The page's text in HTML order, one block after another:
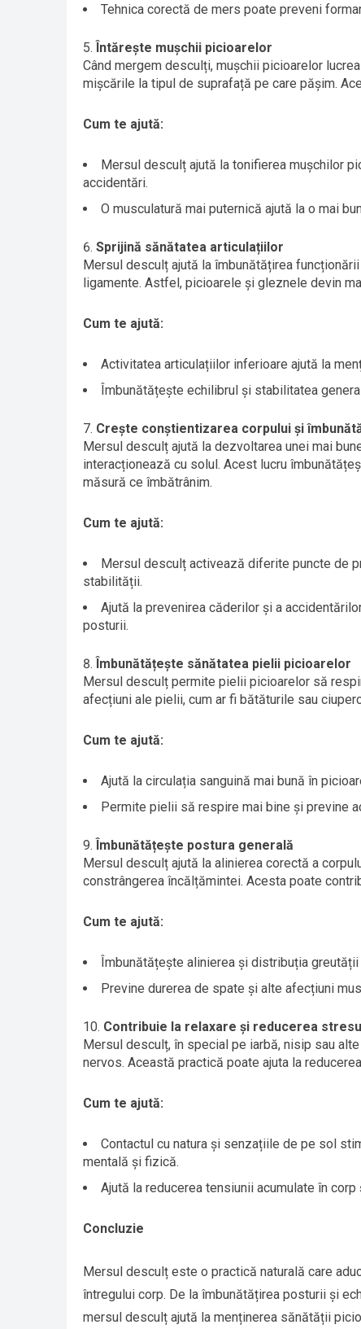
Tehnica corectă de mers poate preveni
Întărește mușchii picioarelor
Când mergem desculți, mușchii picioarelor
mișcările la tipul de suprafață pe care pășim.
Cum te ajută:
Mersul desculț ajută la tonifierea mușchilor
accidentări.
O musculatură mai puternică ajută la o mai
Sprijină sănătatea articulațiilor
Mersul desculț ajută la îmbunătățirea
ligamente. Astfel, picioarele și gleznele devin
Cum te ajută:
Activitatea articulațiilor inferioare ajută la
Îmbunătățește echilibrul și stabilitatea
Crește conștientizarea corpului și
Mersul desculț ajută la dezvoltarea unei mai
interacționează cu solul. Acest lucru
măsură ce îmbătrânim.
Cum te ajută:
Mersul desculț activează diferite puncte de
stabilității.
Ajută la prevenirea căderilor și a
posturii.
Îmbunătățește sănătatea pielii picioarelor
Mersul desculț permite pielii picioarelor să
afecțiuni ale pielii, cum ar fi bătăturile sau
Cum te ajută:
Ajută la circulația sanguină mai bună în
Permite pielii să respire mai bine și previne
Îmbunătățește postura generală
Mersul desculț ajută la alinierea corectă a
constrângerea încălțămintei. Acesta poate
Cum te ajută:
Îmbunătățește alinierea și distribuția
Previne durerea de spate și alte afecțiuni
Contribuie la relaxare și reducerea
Mersul desculț, în special pe iarbă, nisip sau
nervos. Această practică poate ajuta la
Cum te ajută:
Contactul cu natura și senzațiile de pe sol
mentală și fizică.
Ajută la reducerea tensiunii acumulate în
Concluzie
Mersul desculț este o practică naturală care
întregului corp. De la îmbunătățirea posturii și
mersul desculț ajută la menținerea sănătății